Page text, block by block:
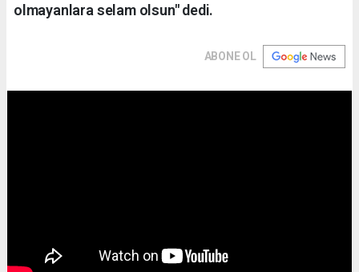
olmayanlara selam olsun" dedi.
ABONE OL